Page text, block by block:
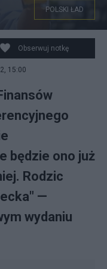
będą stratni.
wspólne
samotnych
kwoty
POLSKI ŁAD
Obserwuj notkę
15:00
będzie ono już
Rodzic
—
wydaniu